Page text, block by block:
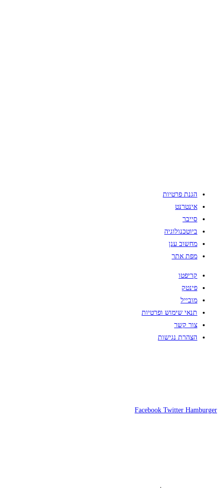
הגנת פרטיות
אינטרנט
סייבר
ביוטכנולוגיה
מחשוב ענן
מפת אתר
קריפטו
פינטק
מובייל
תנאי שימוש ופרטיות
צור קשר
הצהרת נגישות
Facebook Twitter Hamburger